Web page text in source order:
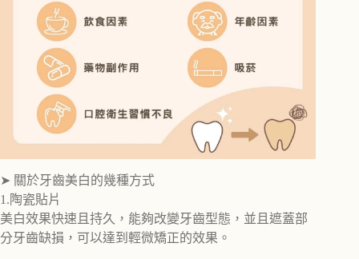
➤ 關於牙齒美白的幾種方式
1.陶瓷貼片
美白效果快速且持久，能夠改變牙齒型態，並且遮蓋部
分牙齒缺損，可以達到輕微矯正的效果。